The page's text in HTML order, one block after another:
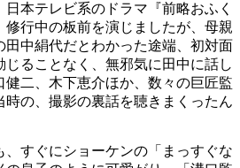
本テレビ系のドラマ『前略おふく
修行中の板前を演じましたが、母親
田中絹代だとわかった途端、初対面
じることなく、無邪気に田中に話し
二、木下恵介ほか、数々の巨匠監
の、撮影の裏話を聴きまくったん
すぐにショーケンの「まっすぐな